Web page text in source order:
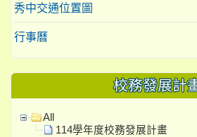
秀中交通位置圖
行事曆
校務發展計
All
114學年度校務發展計畫